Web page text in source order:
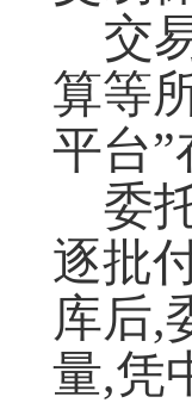
交
算等
平台”
委
逐批
库后,
量,凭